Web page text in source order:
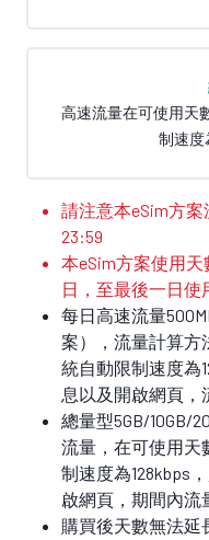
高速流量在可使用天
制速度
請注意本eSim方
23:59
本eSim方案使用
日，至最後一日使
每日高速流量
案），流量計算方
統自動限制速度為
息以及開啟網頁，
總量型5GB/10GB/
流量，在可使用天
制速度為128kbps
啟網頁，期間內流
購買後天數無法延